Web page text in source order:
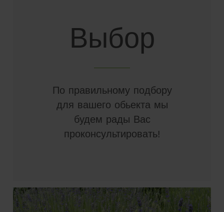
Выбор
По правильному подбору
для вашего обьекта мы
будем рады Вас
проконсультировать!